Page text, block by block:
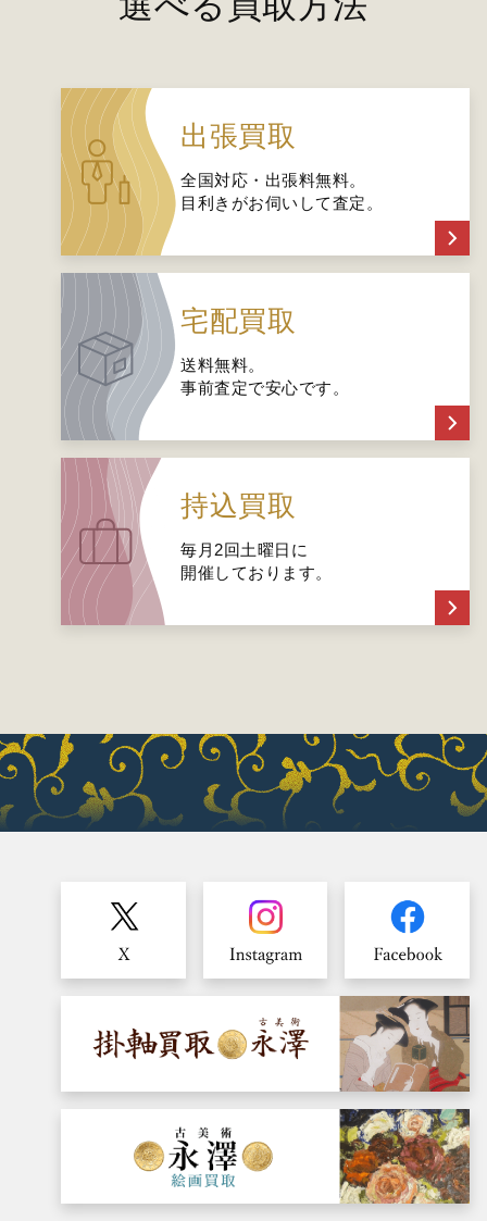
出張買取
全国対応・出張料無料。
目利きがお伺いして査定。
宅配買取
送料無料。
事前査定で安心です。
持込買取
毎月2回土曜日に
開催しております。